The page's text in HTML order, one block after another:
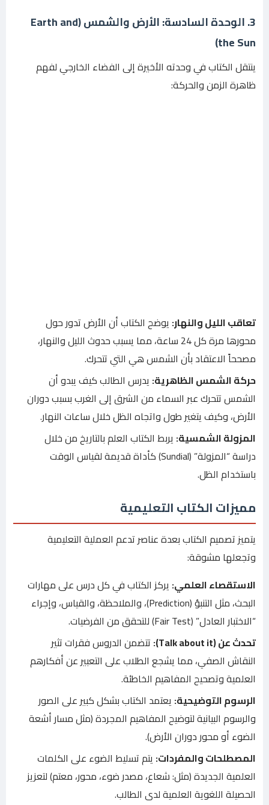
3. الوحدة السادسة: الأرض والشمس (Earth and
the Sun)
ينتقل الكتاب في وحدته الأخيرة إلى الفضاء الخارجي لفهم
ظاهرة الزمن والحركة:
تعاقب الليل والنهار: يوضح الكتاب أن الأرض تدور حول
محورها مرة كل 24 ساعة، مما يسبب حدوث الليل والنهار،
مصححاً الاعتقاد بأن الشمس هي التي تتحرك.
حركة الشمس الظاهرية: يدرس الطالب كيف يبدو أن
الشمس تتحرك عبر السماء من الشرق إلى الغرب بسبب دوران
الأرض، وكيف يتغير طول واتجاه الظل خلال ساعات النهار.
المزولة الشمسية: يربط الكتاب العلم بالتاريخ من خلال
دراسة “المزولة” (Sundial) كأداة قديمة لقياس الوقت
باستخدام الظل.
مميزات الكتاب التعليمية
يتميز تصميم الكتاب بعدة عناصر تدعم العملية التعليمية
وتجعلها مشوقة:
الاستقصاء العلمي: يركز الكتاب في كل درس على مهارات
البحث، مثل التنبؤ (Prediction)، والملاحظة، والقياس، وإجراء
“الاختبار العادل” (Fair Test) للتحقق من الفرضيات.
تحدث عن (Talk about it):
تتضمن الدروس فقرات تثير
النقاش الصفي، مما يشجع الطلاب على التعبير عن أفكارهم
العلمية وتصحيح المفاهيم الخاطئة.
الرسوم التوضيحية: يعتمد الكتاب بشكل كبير على الصور
والرسوم البيانية لتوضيح المفاهيم المجردة (مثل مسار أشعة
الضوء أو محور دوران الأرض).
المصطلحات والمفردات: يتم تسليط الضوء على الكلمات
العلمية الجديدة (مثل: شعاع، مصدر ضوء، محور، معتم) لتعزيز
الحصيلة اللغوية العلمية لدى الطالب.